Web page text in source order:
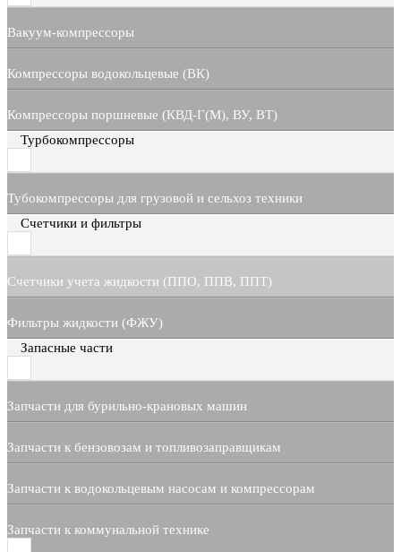
Вакуум-компрессоры
Компрессоры водокольцевые (ВК)
Компрессоры поршневые (КВД-Г(М), ВУ, ВТ)
Турбокомпрессоры
Тубокомпрессоры для грузовой и сельхоз техники
Счетчики и фильтры
Счетчики учета жидкости (ППО, ППВ, ППТ)
Фильтры жидкости (ФЖУ)
Запасные части
Запчасти для бурильно-крановых машин
Запчасти к бензовозам и топливозаправщикам
Запчасти к водокольцевым насосам и компрессорам
Запчасти к коммунальной технике